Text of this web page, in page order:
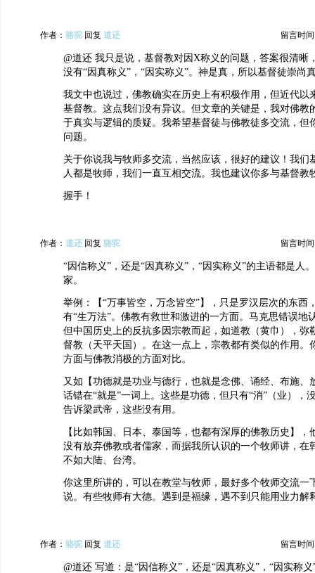
作者： 骆驼 回复 道还 留言时间
@道还 我只是说，基督教对因X称义的问题，答案很清晰
没有“因真称义”，“因实称义”。神是真，所以基督徒崇尚
我文中也说过，佛教确实在历史上有积极作用，但近代以
基督教。这点我们没有异议。但文章的关键是，我对佛教
于真实与逻辑的质疑。我希望基督徒与佛教徒多交流，但
问题。
关于你说我与牧师多交流，当然应该，很好的建议！我们
人都是牧师，我们一直互相交流。我也建议你多与基督教
握手！
作者： 道还 回复 骆驼 留言时间
“因信称义”，还是“因真称义”，“因实称义”的主语都是人
家。
举例：【“万事皆空，万念皆空”】，只是罗汉层次的东西
有“生万法”。佛教有救世和激进的一方面。马克思错误地
但中国历史上的反抗多因宗教而起，如道教（黄巾），弥
督教（天平天国）。在这一点上，宗教都有类似的作用。
方面与佛教消极的方面对比。
又如【功德就是功业与德行，也就是念佛、诵经、布施、
话错在“就是”一词上。这些是功德，但只有“消”（业），
告诉梁武帝，这些没有用。
【比如韩国、日本、泰国等，也都有深厚的佛教历史】，
没有放弃佛教或者儒家，而据我所认识的一个牧师讲，在
不如大陆、台湾。
你这里所讲的，可以在教堂与牧师，最好多个牧师交流一
说。有些牧师有大德。遇到是福缘，遇不到只能用业力解
作者： 骆驼 回复 道还 留言时间
@道还 写道：是“因信称义”，还是“因真称义”，“因实称义